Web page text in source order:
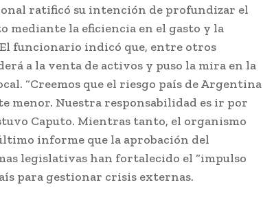
ratificó su intención de profundizar el
mediante la eficiencia en el gasto y la
funcionario indicó que, entre otros
a la venta de activos y puso la mira en la
“Creemos que el riesgo país de Argentina
menor. Nuestra responsabilidad es ir por
Caputo. Mientras tanto, el organismo
informe que la aprobación del
legislativas han fortalecido el “impulso
para gestionar crisis externas.